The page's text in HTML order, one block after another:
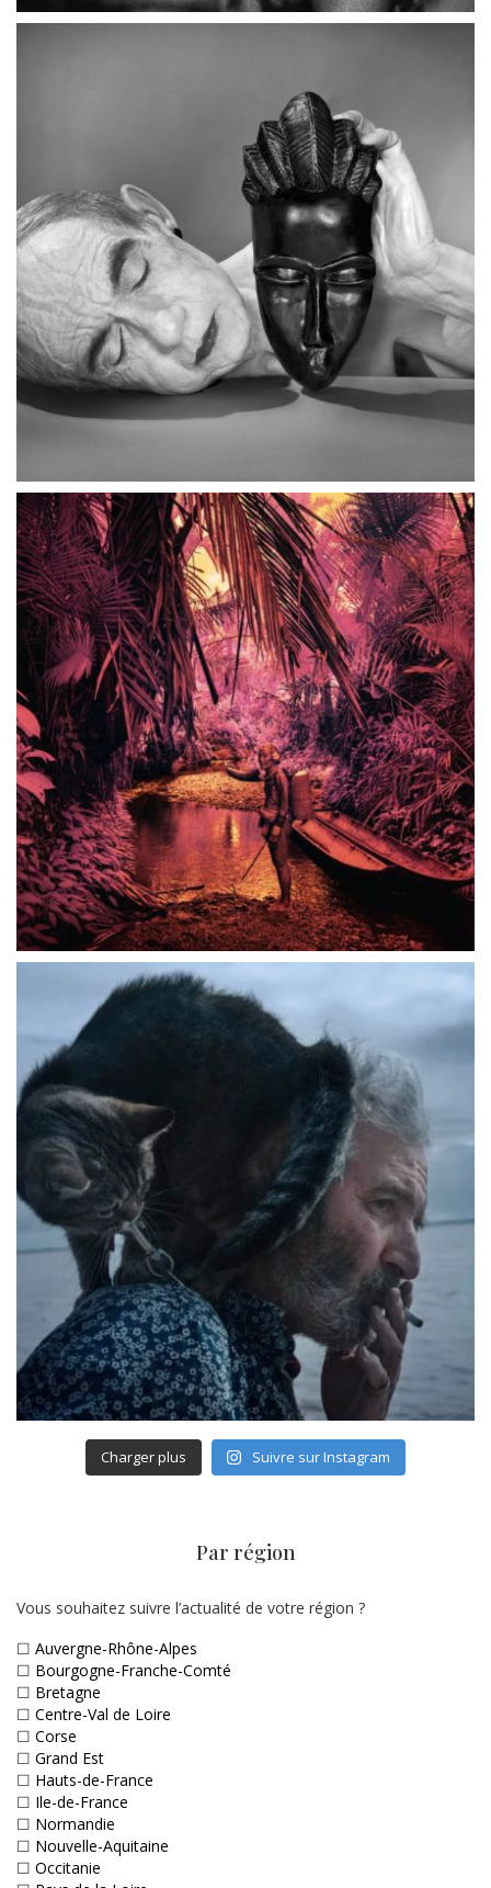
Charger plus Suivre sur Instagram
Par région
Vous souhaitez suivre l’actualité de votre région ?
☐ Auvergne-Rhône-Alpes
☐ Bourgogne-Franche-Comté
☐ Bretagne
☐ Centre-Val de Loire
☐ Corse
☐ Grand Est
☐ Hauts-de-France
☐ Ile-de-France
☐ Normandie
☐ Nouvelle-Aquitaine
☐ Occitanie